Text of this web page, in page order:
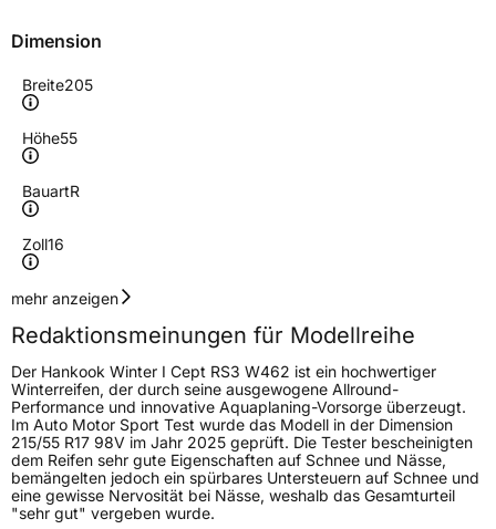
Dimension
Breite205
Höhe55
BauartR
Zoll16
Geschwindigkeitsindex
Höchstgeschwindigkeit
210 km/h
Lastindex91
Höchstlast615 kg
Gewicht (in kg)10,714 kg
Generelle Merkmale
mehr anzeigen
Redaktionsmeinungen für Modellreihe
Der Hankook Winter I Cept RS3 W462 ist ein hochwertiger
Winterreifen, der durch seine ausgewogene Allround-
Performance und innovative Aquaplaning-Vorsorge überzeugt.
Im Auto Motor Sport Test wurde das Modell in der Dimension
215/55 R17 98V im Jahr 2025 geprüft. Die Tester bescheinigten
dem Reifen sehr gute Eigenschaften auf Schnee und Nässe,
bemängelten jedoch ein spürbares Untersteuern auf Schnee und
eine gewisse Nervosität bei Nässe, weshalb das Gesamturteil
"sehr gut" vergeben wurde.